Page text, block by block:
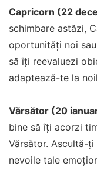
Capricorn (22
schimbare astăzi,
oportunități noi
să îți reevaluezi
adaptează-te la
Vărsător (20
bine să îți acorzi
Vărsător. Ascultă-
nevoile tale